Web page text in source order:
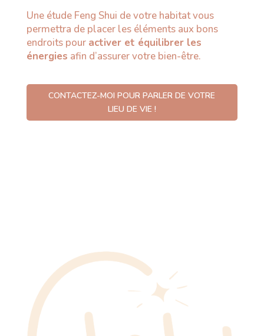
Une étude Feng Shui de votre habitat vous
permettra de placer les éléments aux bons
endroits pour activer et équilibrer les
énergies afin d’assurer votre bien-être.
CONTACTEZ-MOI POUR PARLER DE VOTRE
LIEU DE VIE !